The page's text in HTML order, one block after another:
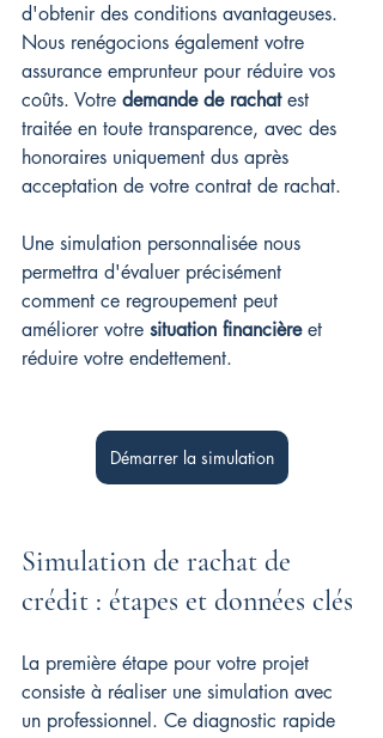
d'obtenir des conditions avantageuses.
Nous renégocions également votre
assurance emprunteur pour réduire vos
coûts. Votre demande de rachat est
traitée en toute transparence, avec des
honoraires uniquement dus après
acceptation de votre contrat de rachat.
Une simulation personnalisée nous
permettra d'évaluer précisément
comment ce regroupement peut
améliorer votre situation financière et
réduire votre endettement.
Démarrer la simulation
Simulation de rachat de
crédit : étapes et données clés
La première étape pour votre projet
consiste à réaliser une simulation avec
un professionnel. Ce diagnostic rapide